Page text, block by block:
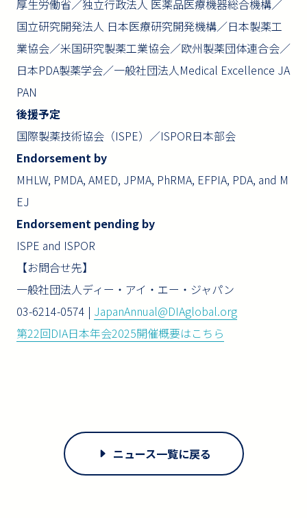
厚生労働省／独立行政法人 医薬品医療機器総合機構／
国立研究開発法人 日本医療研究開発機構／日本製薬工
業協会／米国研究製薬工業協会／欧州製薬団体連合会／
日本PDA製薬学会／一般社団法人Medical Excellence JA
PAN
後援予定
国際製薬技術協会（ISPE）／ISPOR日本部会
Endorsement by
MHLW, PMDA, AMED, JPMA, PhRMA, EFPIA, PDA, and M
EJ
Endorsement pending by
ISPE and ISPOR
【お問合せ先】
一般社団法人ディー・アイ・エー・ジャパン
03-6214-0574 | JapanAnnual@DIAglobal.org
第22回DIA日本年会2025開催概要はこちら
ニュース一覧に戻る